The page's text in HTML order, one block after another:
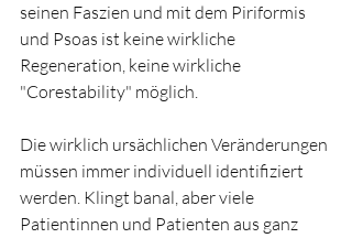
seinen Faszien und mit dem Piriformis
und Psoas ist keine wirkliche
Regeneration, keine wirkliche
"Corestability" möglich.
Die wirklich ursächlichen Veränderungen
müssen immer individuell identifiziert
werden. Klingt banal, aber viele
Patientinnen und Patienten aus ganz